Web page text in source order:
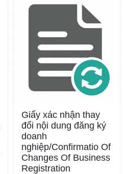
Giấy xác nhận thay
đổi nội dung đăng ký
doanh
nghiệp/Confirmatio Of
Changes Of Business
Registration